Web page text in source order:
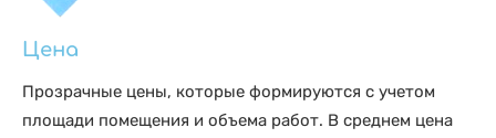
Цена
Прозрачные цены, которые формируются с учетом
площади помещения и объема работ. В среднем цена